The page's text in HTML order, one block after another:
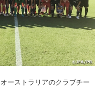
ーストラリアのクラブチー